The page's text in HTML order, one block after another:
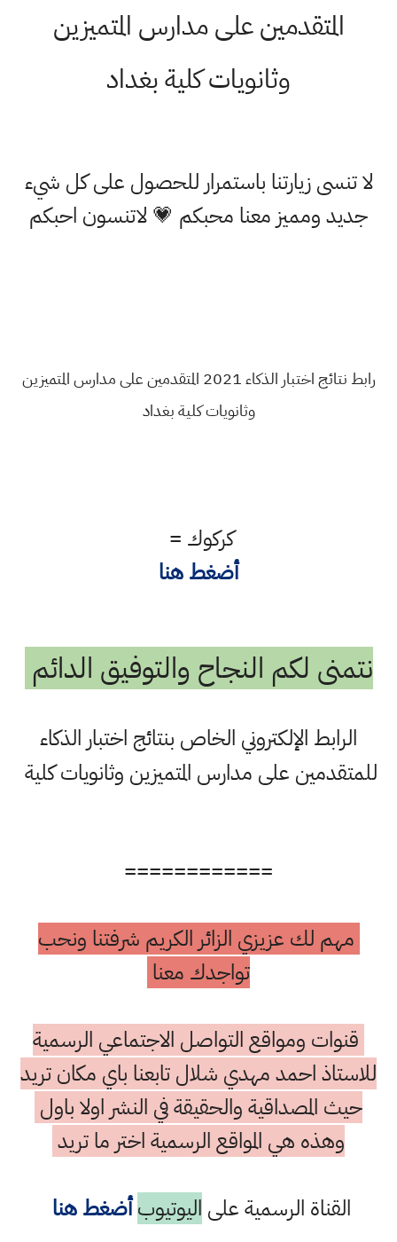
المتقدمين على مدارس المتميزين
وثانويات كلية بغداد
لا تنسى زيارتنا باستمرار للحصول على كل شيء
جديد ومميز معنا محبكم 💗 لاتنسون احبكم
رابط نتائج اختبار الذكاء 2021 المتقدمين على مدارس المتميزين
وثانويات كلية بغداد
كركوك =
أضغط هنا
نتمنى لكم النجاح والتوفيق الدائم
الرابط الإلكتروني الخاص بنتائج اختبار الذكاء
للمتقدمين على مدارس المتميزين وثانويات كلية
============
مهم لك عزيزي الزائر الكريم شرفتنا ونحب
تواجدك معنا
قنوات ومواقع التواصل الاجتماعي الرسمية
للاستاذ احمد مهدي شلال تابعنا باي مكان تريد
حيث المصداقية والحقيقة في النشر اولا باول
وهذه هي المواقع الرسمية اختر ما تريد
القناة الرسمية على اليوتيوب أضغط هنا